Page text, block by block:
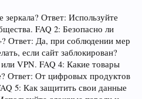
зеркала? Ответ: Используйте
FAQ 2: Безопасно ли
Ответ: Да, при соблюдении мер
если сайт заблокирован?
VPN. FAQ 4: Какие товары
Ответ: От цифровых продуктов
5: Как защитить свои данные